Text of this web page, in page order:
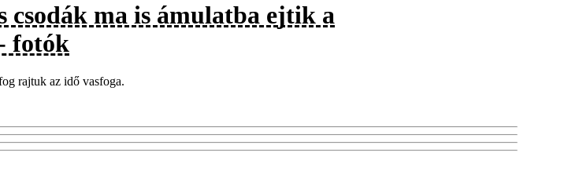
csodák ma is ámulatba ejtik a
fotók
rajtuk az idő vasfoga.